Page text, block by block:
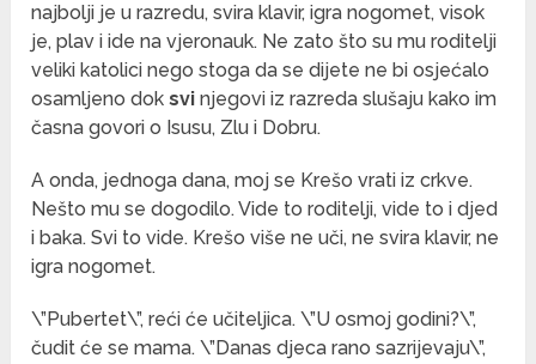
najbolji je u razredu, svira klavir, igra nogomet, visok
je, plav i ide na vjeronauk. Ne zato što su mu roditelji
veliki katolici nego stoga da se dijete ne bi osjećalo
osamljeno doksvi njegovi iz razreda slušaju kako im
časna govori o Isusu, Zlu i Dobru.
A onda, jednoga dana, moj se Krešo vrati iz crkve.
Nešto mu se dogodilo. Vide to roditelji, vide to i djed
i baka. Svi to vide. Krešo više ne uči, ne svira klavir, ne
igra nogomet.
\”Pubertet\”, reći će učiteljica. \”U osmoj godini?\”,
čudit će se mama. \”Danas djeca rano sazrijevaju\”,